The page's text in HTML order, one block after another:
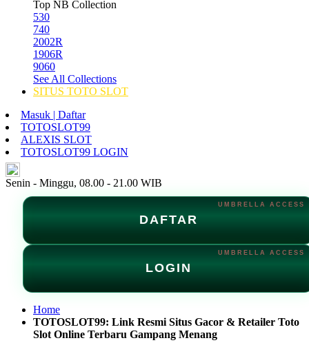
Top NB Collection
530
740
2002R
1906R
9060
See All Collections
SITUS TOTO SLOT
Masuk | Daftar
TOTOSLOT99
ALEXIS SLOT
TOTOSLOT99 LOGIN
Senin - Minggu, 08.00 - 21.00 WIB
DAFTAR
LOGIN
Home
TOTOSLOT99: Link Resmi Situs Gacor & Retailer Toto
Slot Online Terbaru Gampang Menang